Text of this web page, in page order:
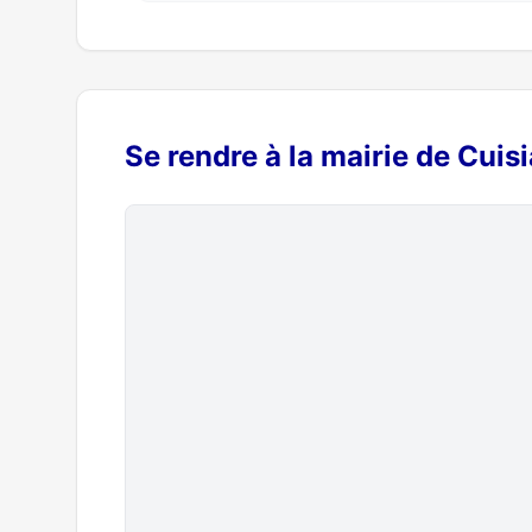
Se rendre à la mairie de